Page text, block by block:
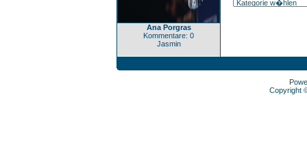
Ana Porgras
Kommentare: 0
Jasmin
Copyright